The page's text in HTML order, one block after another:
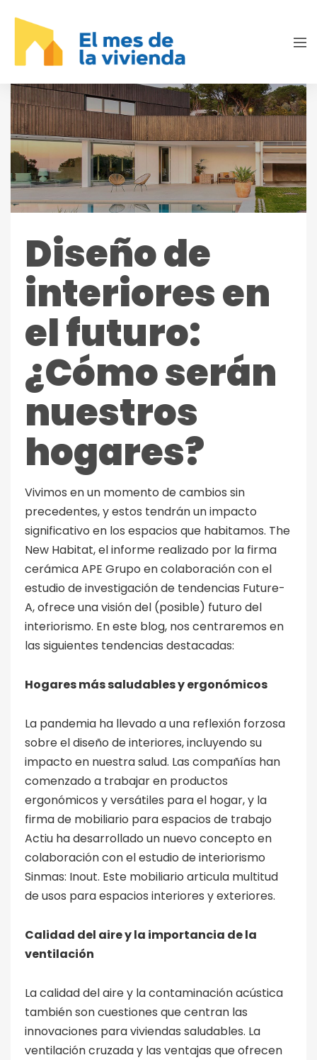
Diseño de
interiores en
el futuro:
¿Cómo serán
nuestros
hogares?
Vivimos en un momento de cambios sin
precedentes, y estos tendrán un impacto
significativo en los espacios que habitamos. The
New Habitat, el informe realizado por la firma
cerámica APE Grupo en colaboración con el
estudio de investigación de tendencias Future-
A, ofrece una visión del (posible) futuro del
interiorismo. En este blog, nos centraremos en
las siguientes tendencias destacadas:
Hogares más saludables y ergonómicos
La pandemia ha llevado a una reflexión forzosa
sobre el diseño de interiores, incluyendo su
impacto en nuestra salud. Las compañías han
comenzado a trabajar en productos
ergonómicos y versátiles para el hogar, y la
firma de mobiliario para espacios de trabajo
Actiu ha desarrollado un nuevo concepto en
colaboración con el estudio de interiorismo
Sinmas: Inout. Este mobiliario articula multitud
de usos para espacios interiores y exteriores.
Calidad del aire y la importancia de la
ventilación
La calidad del aire y la contaminación acústica
también son cuestiones que centran las
innovaciones para viviendas saludables. La
ventilación cruzada y las ventajas que ofrecen